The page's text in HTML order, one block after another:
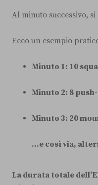
Al minuto successivo,
Ecco un esempio
Minuto 1: 10
Minuto 2: 8
Minuto 3: 20
...e così via,
La durata totale